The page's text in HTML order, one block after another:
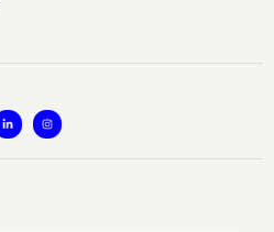
i
n
k
n
s
t